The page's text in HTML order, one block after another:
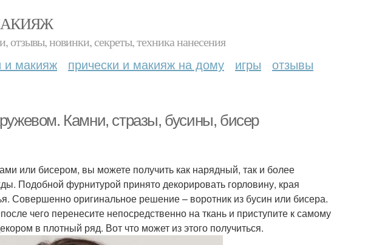
отзывы, новинки, секреты, техника нанесения
и макияж прически и макияж на дому игры отзывы
Камни, стразы, бусины, бисер
или бисером, вы можете получить как нарядный, так и более
Подобной фурнитурой принято декорировать горловину, края
Совершенно оригинальное решение – воротник из бусин или бисера.
чего перенесите непосредственно на ткань и приступите к самому
в плотный ряд. Вот что может из этого получиться.